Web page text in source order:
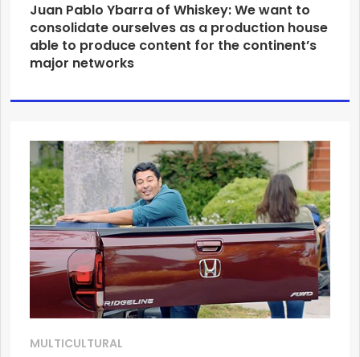
Juan Pablo Ybarra of Whiskey: We want to
consolidate ourselves as a production house
able to produce content for the continent’s
major networks
MULTICULTURAL